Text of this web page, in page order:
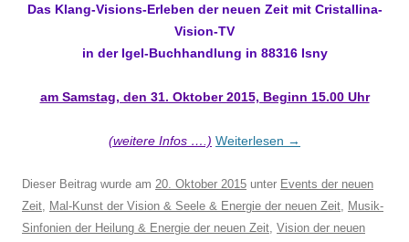
Das Klang-Visions-Erleben der neuen Zeit mit Cristallina-
Vision-TV
in der Igel-Buchhandlung in 88316 Isny
am Samstag, den 31. Oktober 2015, Beginn 15.00 Uhr
(weitere Infos ….) Weiterlesen →
Dieser Beitrag wurde am 20. Oktober 2015 unter Events der neuen
Zeit, Mal-Kunst der Vision & Seele & Energie der neuen Zeit, Musik-
Sinfonien der Heilung & Energie der neuen Zeit, Vision der neuen